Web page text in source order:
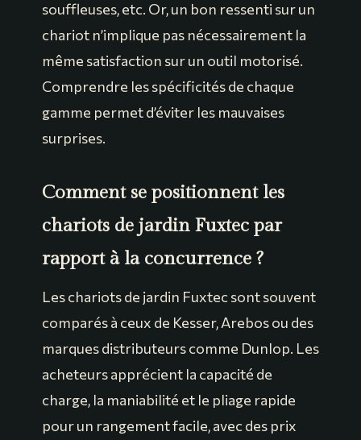
souffleuses, etc. Or, un bon ressenti sur un
chariot n’implique pas nécessairement la
même satisfaction sur un outil motorisé.
Comprendre les spécificités de chaque
gamme permet d’éviter les mauvaises
surprises.
Comment se positionnent les
chariots de jardin Fuxtec par
rapport à la concurrence ?
Les chariots de jardin Fuxtec sont souvent
comparés à ceux de Kesser, Arebos ou des
marques distributeurs comme Dunlop. Les
acheteurs apprécient la capacité de
charge, la maniabilité et le pliage rapide
pour un rangement facile, avec des prix